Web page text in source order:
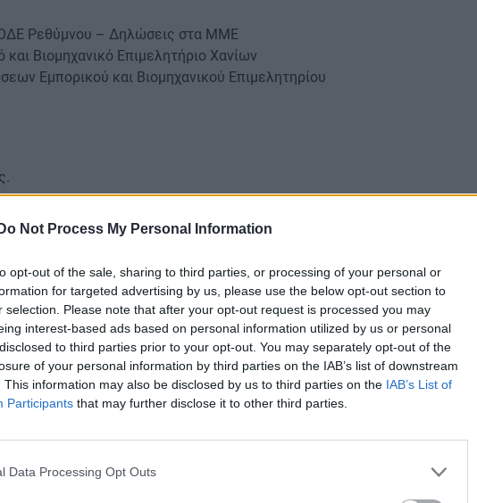
Do Not Process My Personal Information
opt-out of the sale, sharing to third parties, or processing of your personal or
for targeted advertising by us, please use the below opt-out section to
selection. Please note that after your opt-out request is processed you may
interest-based ads based on personal information utilized by us or personal
to third parties prior to your opt-out. You may separately opt-out of the
of your personal information by third parties on the IAB’s list of downstream
This information may also be disclosed by us to third parties on the IAB’s List of
Participants that may further disclose it to other third parties.
Data Processing Opt Outs
Ρεθύμνου – Δηλώσεις στα ΜΜΕ
Βιομηχανικό Επιμελητήριο Χανίων
Εμπορικού και Βιομηχανικού Επιμελητηρίου
08:17
ΚΡΗΤΗ
δομή φιλοξενίας μεταναστών στους
Αθανάτους